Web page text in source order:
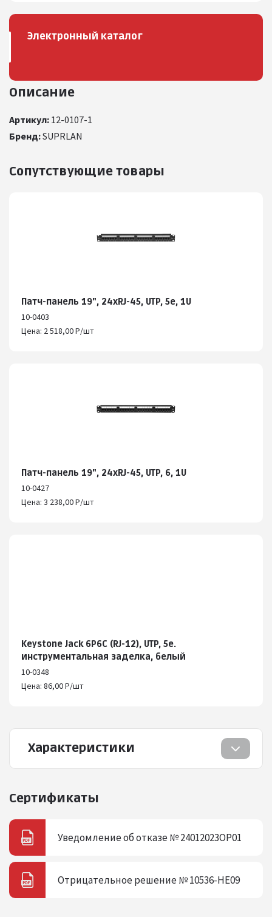
Описание
Артикул: 12-0107-1
Бренд:SUPRLAN
Сопутствующие товары
Патч-панель 19", 24хRJ-45, UTP, 5e, 1U
10-0403
Цена: 2 518,00 Р/шт
Патч-панель 19", 24хRJ-45, UTP, 6, 1U
10-0427
Цена: 3 238,00 Р/шт
Keystone Jack 6P6C (RJ-12), UTP, 5e.
инструментальная заделка, белый
10-0348
Цена: 86,00 Р/шт
Характеристики
Сертификаты
Уведомление об отказе № 24012023ОР01
Отрицательное решение № 10536-HE09
Электронный каталог